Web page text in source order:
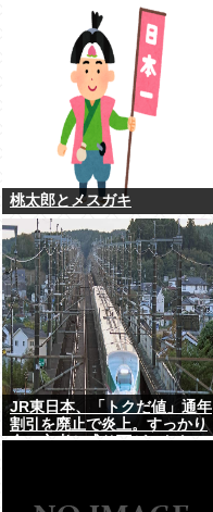
桃太郎とメスガキ
JR東日本、「トクだ値」通年
割引を廃止で炎上。すっかり
金の亡者と成り下がったな